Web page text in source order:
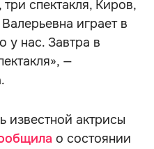
спектакля, Киров,
играет в
у нас. Завтра в
—
известной актрисы
о состоянии